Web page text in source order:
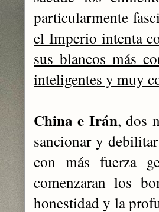
particularmente
el Imperio intenta
sus blancos más
inteligentes y muy
China e Irán, dos
sancionar y
con más fuerza
comenzaran los
honestidad y la